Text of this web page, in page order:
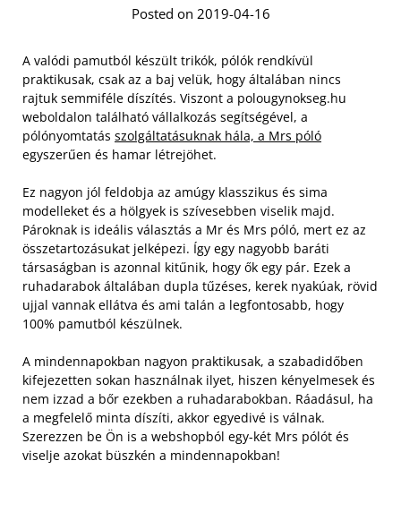
Posted on 2019-04-16
A valódi pamutból készült trikók, pólók rendkívül
praktikusak, csak az a baj velük, hogy általában nincs
rajtuk semmiféle díszítés. Viszont a polougynokseg.hu
weboldalon található vállalkozás segítségével, a
pólónyomtatás szolgáltatásuknak hála, a Mrs póló
egyszerűen és hamar létrejöhet.
Ez nagyon jól feldobja az amúgy klasszikus és sima
modelleket és a hölgyek is szívesebben viselik majd.
Pároknak is ideális választás a Mr és Mrs póló, mert ez az
összetartozásukat jelképezi. Így egy nagyobb baráti
társaságban is azonnal kitűnik, hogy ők egy pár. Ezek a
ruhadarabok általában dupla tűzéses, kerek nyakúak, rövid
ujjal vannak ellátva és ami talán a legfontosabb, hogy
100% pamutból készülnek.
A mindennapokban nagyon praktikusak, a szabadidőben
kifejezetten sokan használnak ilyet, hiszen kényelmesek és
nem izzad a bőr ezekben a ruhadarabokban. Ráadásul, ha
a megfelelő minta díszíti, akkor egyedivé is válnak.
Szerezzen be Ön is a webshopból egy-két Mrs pólót és
viselje azokat büszkén a mindennapokban!